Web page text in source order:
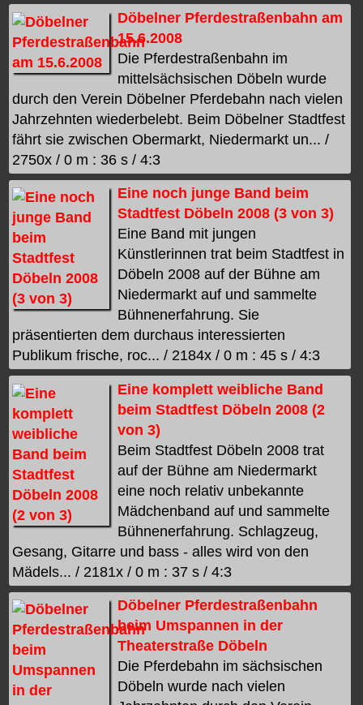
Döbelner Pferdestraßenbahn am
15.6.2008
Die Pferdestraßenbahn im
mittelsächsischen Döbeln wurde
durch den Verein Döbelner Pferdebahn nach vielen
Jahrzehnten wiederbelebt. Beim Döbelner Stadtfest
fährt sie zwischen Obermarkt, Niedermarkt un... /
2750x / 0 m : 36 s / 4:3
Eine noch junge Band beim
Stadtfest Döbeln 2008 (3 von 3)
Eine Band mit jungen
Künstlerinnen trat beim Stadtfest in
Döbeln 2008 auf der Bühne am
Niedermarkt auf und sammelte
Bühnenerfahrung. Sie
präsentierten dem durchaus interessierten
Publikum frische, roc... / 2184x / 0 m : 45 s / 4:3
Eine komplett weibliche Band
beim Stadtfest Döbeln 2008 (2
von 3)
Beim Stadtfest Döbeln 2008 trat
auf der Bühne am Niedermarkt
eine noch relativ unbekannte
Mädchenband auf und sammelte
Bühnenerfahrung. Schlagzeug,
Gesang, Gitarre und bass - alles wird von den
Mädels... / 2181x / 0 m : 37 s / 4:3
Döbelner Pferdestraßenbahn
beim Umspannen in der
Theaterstraße Döbeln
Die Pferdebahn im sächsischen
Döbeln wurde nach vielen